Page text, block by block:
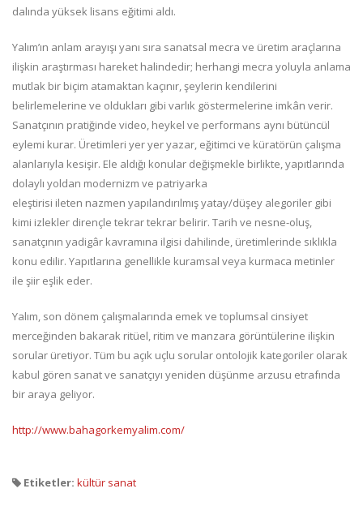
dalında yüksek lisans eğitimi aldı.
Yalım’ın anlam arayışı yanı sıra sanatsal mecra ve üretim araçlarına
ilişkin araştırması hareket halindedir; herhangi mecra yoluyla anlama
mutlak bir biçim atamaktan kaçınır, şeylerin kendilerini
belirlemelerine ve oldukları gibi varlık göstermelerine imkân verir.
Sanatçının pratiğinde video, heykel ve performans aynı bütüncül
eylemi kurar. Üretimleri yer yer yazar, eğitimci ve küratörün çalışma
alanlarıyla kesişir. Ele aldığı konular değişmekle birlikte, yapıtlarında
dolaylı yoldan modernizm ve patriyarka
eleştirisi ileten nazmen yapılandırılmış yatay/düşey alegoriler gibi
kimi izlekler dirençle tekrar tekrar belirir. Tarih ve nesne-oluş,
sanatçının yadigâr kavramına ilgisi dahilinde, üretimlerinde sıklıkla
konu edilir. Yapıtlarına genellikle kuramsal veya kurmaca metinler
ile şiir eşlik eder.
Yalım, son dönem çalışmalarında emek ve toplumsal cinsiyet
merceğinden bakarak ritüel, ritim ve manzara görüntülerine ilişkin
sorular üretiyor. Tüm bu açık uçlu sorular ontolojik kategoriler olarak
kabul gören sanat ve sanatçıyı yeniden düşünme arzusu etrafında
bir araya geliyor.
http://www.bahagorkemyalim.com/
Etiketler: kültür sanat